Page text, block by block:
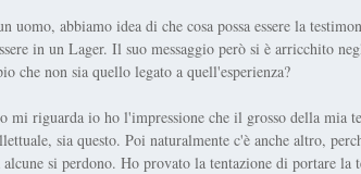
uomo, abbiamo idea di che cosa possa essere la
in un Lager. Il suo messaggio però si è arricchito
che non sia quello legato a quell'esperienza?
mi riguarda io ho l'impressione che il grosso della mia
sia questo. Poi naturalmente c'è anche altro,
si perdono. Ho provato la tentazione di portare la